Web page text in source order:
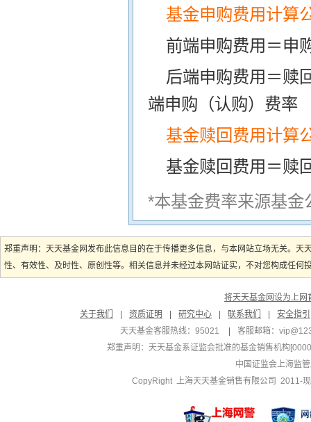
基金申购费用计算
前端申购费用＝申
后端申购费用＝赎
端申购（认购）费率
基金赎回费用计算
基金赎回费用＝赎
*本基金费率来源基
郑重声明：天天基金网发布此信息目的在于传播更多信息，与本网站立场无关。
性、有效性、及时性、原创性等。相关信息并未经过本网站证实，不对您构成任
将天天基金网设为上网
关于我们
资质证明 研究中心 联系我们
安全指引
天天基金客服热线：95021
客服邮箱：
郑重声明： 天天基金系证监会批准的基金销售机构
中国证监会上海监
CopyRight 上海天天基金销售有限公司 2011-